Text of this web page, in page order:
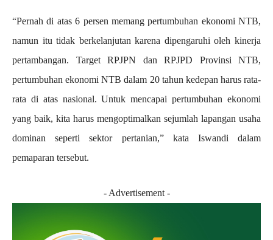
“Pernah di atas 6 persen memang pertumbuhan ekonomi NTB,
namun itu tidak berkelanjutan karena dipengaruhi oleh kinerja
pertambangan. Target RPJPN dan RPJPD Provinsi NTB,
pertumbuhan ekonomi NTB dalam 20 tahun kedepan harus rata-
rata di atas nasional. Untuk mencapai pertumbuhan ekonomi
yang baik, kita harus mengoptimalkan sejumlah lapangan usaha
dominan seperti sektor pertanian,” kata Iswandi dalam
pemaparan tersebut.
- Advertisement -